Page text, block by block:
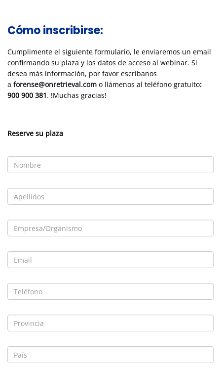
Cómo inscribirse:
Cumplimente el siguiente formulario, le enviaremos un email
confirmando su plaza y los datos de acceso al webinar. Si
desea más información, por favor escribanos
a forense@onretrieval.com o llámenos al teléfono gratuito:
900 900 381. !Muchas gracias!
Reserve su plaza